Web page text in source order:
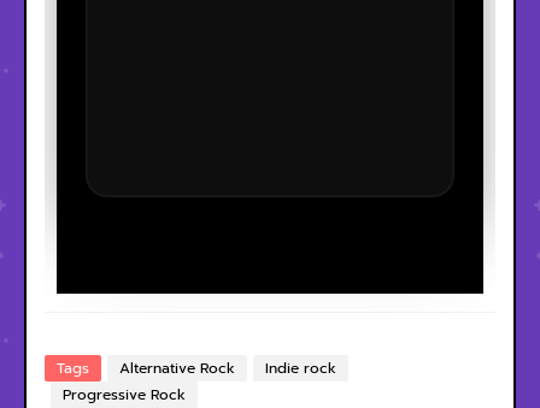
Tags Alternative Rock
Indie rock
Progressive Rock